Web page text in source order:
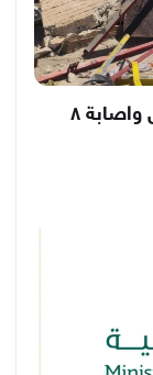
اعتقال اكثر من ٤٠ فلسطينيا في نابلس واصابة ٨